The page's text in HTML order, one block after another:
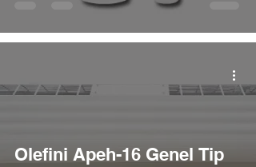
Olefini Apeh-16 Genel Tip